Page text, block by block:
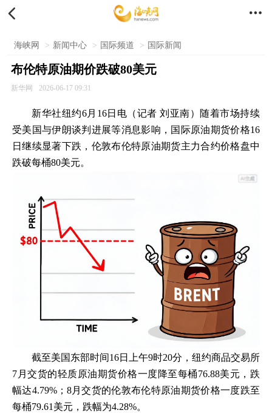
 
海峡网 > 新闻中心 > 国际频道 > 国际新闻
布伦特原油期价跌破80美元
新华网 2026-06-17 09:31
新华社纽约6月16日电（记者 刘亚南）随着市场持续
受美国与伊朗谈判进展等消息影响，国际原油期货价格16
日继续显著下跌，伦敦布伦特原油期货主力合约价格盘中
跌破每桶80美元。
截至美国东部时间16日上午9时20分，纽约商品交易所
7月交货的轻质原油期货价格一度降至每桶76.88美元，跌
幅达4.79%；8月交货的伦敦布伦特原油期货价格一度跌至
每桶79.61美元，跌幅为4.28%。